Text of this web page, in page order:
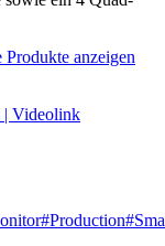
Produkte anzeigen
#Production